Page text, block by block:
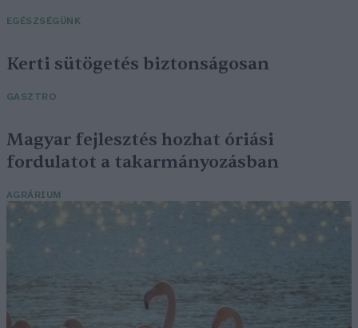
EGÉSZSÉGÜNK
Kerti sütögetés biztonságosan
GASZTRO
Magyar fejlesztés hozhat óriási
fordulatot a takarmányozásban
AGRÁRIUM